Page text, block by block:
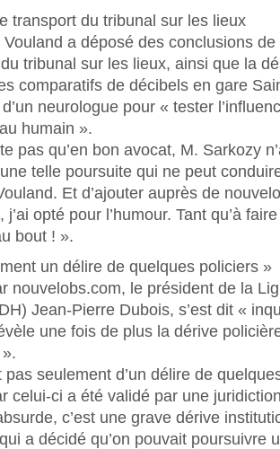
transport du tribunal sur les lieux
Vouland a déposé des conclusions
tribunal sur les lieux, ainsi que la
comparatifs de décibels en gare
neurologue pour « tester
humain ».
pas qu’en bon avocat, M. Sarkozy
telle poursuite qui ne peut
Et d’ajouter auprès de
j’ai opté pour l’humour. Tant qu’à
bout ! ».
un délire de quelques policiers »
nouvelobs.com, le président de la
Jean-Pierre Dubois, s’est dit «
une fois de plus la dérive
pas seulement d’un délire de
celui-ci a été validé par une
c’est une grave dérive
a décidé qu’on pouvait poursuivre